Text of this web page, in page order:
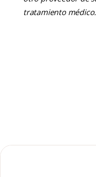
tratamiento médico.